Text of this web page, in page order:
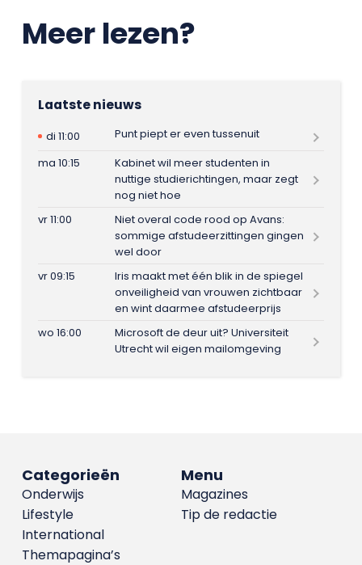
Meer lezen?
Laatste nieuws
di 11:00
Punt piept er even tussenuit
ma 10:15
Kabinet wil meer studenten in
nuttige studierichtingen, maar zegt
nog niet hoe
vr 11:00
Niet overal code rood op Avans:
sommige afstudeerzittingen gingen
wel door
vr 09:15
Iris maakt met één blik in de spiegel
onveiligheid van vrouwen zichtbaar
en wint daarmee afstudeerprijs
wo 16:00
Microsoft de deur uit? Universiteit
Utrecht wil eigen mailomgeving
Menu
Magazines
Tip de redactie
Categorieën
Onderwijs
Lifestyle
International
Themapagina’s